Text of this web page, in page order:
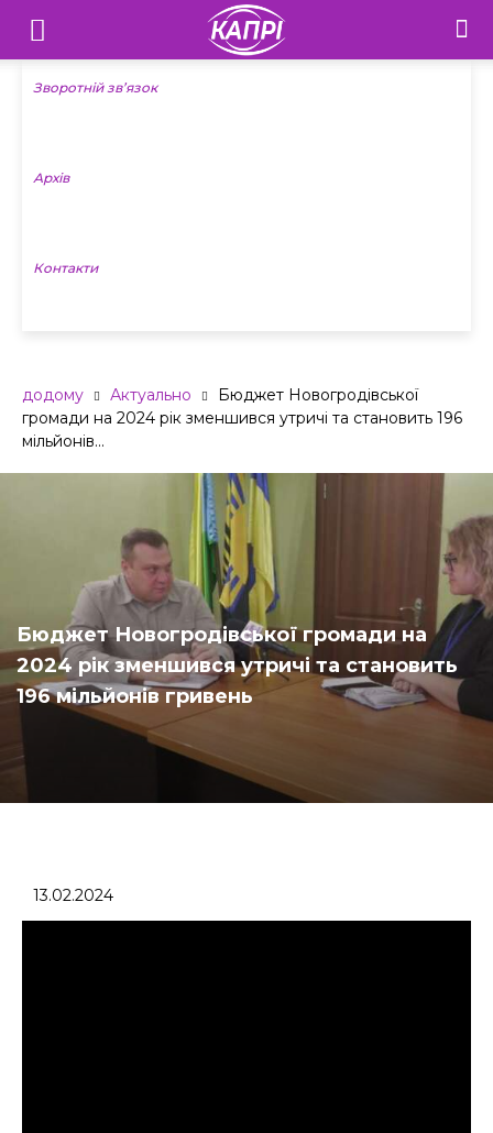
Телебачення
«Капрі»
Новини
Зворотній зв’язок
Архів
Контакти
додому Актуально
Бюджет Новогродівської
громади на 2024 рік зменшився утричі та становить 196
мільйонів...
Бюджет Новогродівської громади на
2024 рік зменшився утричі та становить
196 мільйонів гривень
13.02.2024